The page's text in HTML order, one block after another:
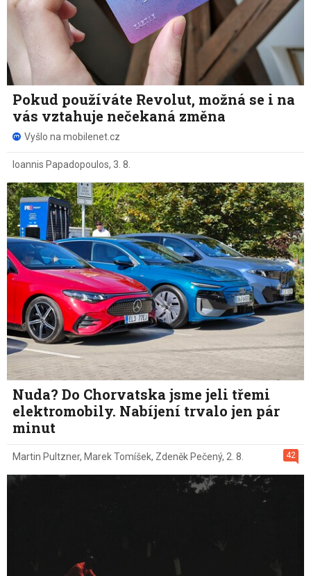
Pokud používáte Revolut, možná se i na
vás vztahuje nečekaná změna
Vyšlo na mobilenet.cz
Ioannis Papadopoulos, 3. 8.
Nuda? Do Chorvatska jsme jeli třemi
elektromobily. Nabíjení trvalo jen pár
minut
42
Martin Pultzner, Marek Tomíšek, Zdeněk Pečený, 2. 8.